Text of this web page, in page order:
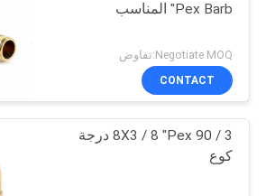
"Pex Barb المناسب
Negotiate MOQ:تفاوض
CONTACT
3 / 8X3 / 8 "Pex 90 درجة
كوع